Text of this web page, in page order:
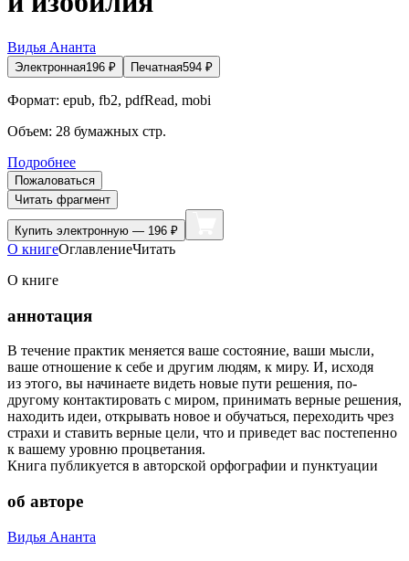
Видья Ананта
Электронная196 ₽ Печатная594 ₽
Формат: epub, fb2, pdfRead, mobi
Объем: 28 бумажных стр.
Подробнее
Пожаловаться
Читать фрагмент
Купить электронную — 196 ₽
О книгеОглавлениеЧитать
О книге
аннотация
В течение практик меняется ваше состояние, ваши мысли,
ваше отношение к себе и другим людям, к миру. И, исходя
из этого, вы начинаете видеть новые пути решения, по-
другому контактировать с миром, принимать верные решения,
находить идеи, открывать новое и обучаться, переходить чрез
страхи и ставить верные цели, что и приведет вас постепенно
к вашему уровню процветания.
Книга публикуется в авторской орфографии и пунктуации
об авторе
Видья Ананта